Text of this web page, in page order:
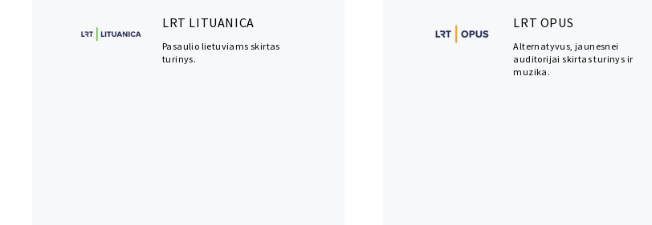
LRT LITUANICA
Pasaulio lietuviams skirtas
turinys.
LRT OPUS
Alternatyvus, jaunesnei
auditorijai skirtas turinys ir
muzika.